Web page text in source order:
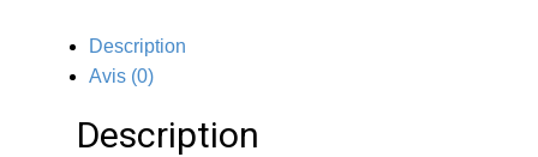
Description
Avis (0)
Description